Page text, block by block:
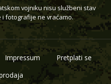
vojniku nisu službeni stav
i fotografije ne vraćamo.
Impressum
Pretplati se